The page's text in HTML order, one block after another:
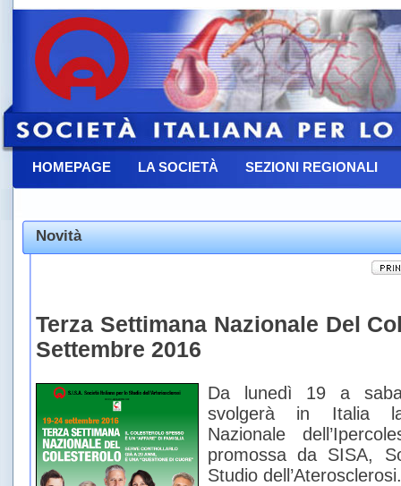
HOMEPAGE LA SOCIETÀ SEZIONI REGIONALI
Novità
Terza Settimana Nazionale Del
Settembre 2016
Da lunedì 19 a
svolgerà in Italia
Nazionale
promossa da SISA,
Studio dell’Aterosclerosi.